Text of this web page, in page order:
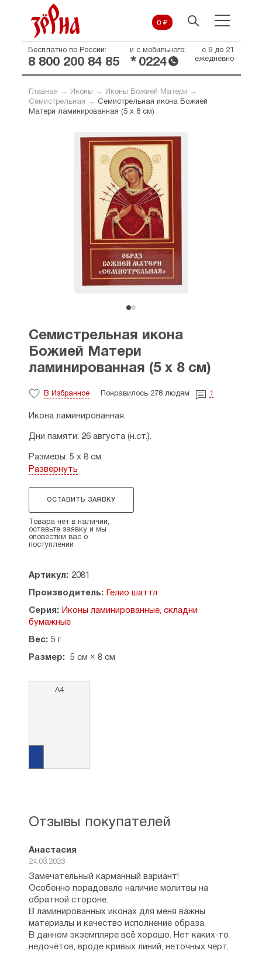
0 ₽
Бесплатно по России:
8 800 200 84 85
и с мобильного:
* 0224
с 9 до 21
ежедневно
Главная → Иконы → Иконы Божией Матери →
Семистрельная → Семистрельная икона Божией
Матери ламинированная (5 х 8 см)
Семистрельная икона
Божией Матери
ламинированная (5 х 8 см)
В Избранное Понравилось 278 людям 1
Икона ламинированная.
Дни памяти: 26 августа (н.ст.).
Размеры: 5 х 8 см.
Развернуть
ОСТАВИТЬ ЗАЯВКУ
Товара нет в наличии,
оставьте заявку и мы
оповестим вас о
поступлении
Артикул: 2081
Производитель: Гелио шаттл
Серия: Иконы ламинированные, складни
бумажные
Вес: 5 г
Размер: 5 см × 8 см
А4
Отзывы покупателей
Анастасия
24.03.2023
Замечательный карманный вариант!
Особенно порадовало наличие молитвы на
обратной стороне.
В ламинированных иконах для меня важны
материалы и качество исполнение образа.
В данном экземпляре всё хорошо. Нет каких-то
недочётов, вроде кривых линий, неточных черт,